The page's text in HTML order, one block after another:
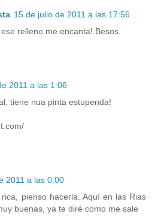
15 de julio de 2011 a las 17:56
relleno me encanta!.Besos.
2011 a las 1:06
tiene nua pinta estupenda!
2011 a las 0:00
pienso hacerla. Aquí en las Rias
buenas, ya te diré como me sale